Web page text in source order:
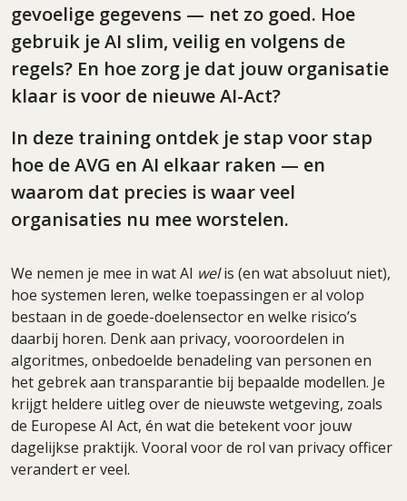
gevoelige gegevens — net zo goed. Hoe
gebruik je AI slim, veilig en volgens de
regels? En hoe zorg je dat jouw organisatie
klaar is voor de nieuwe AI-Act?
In deze training ontdek je stap voor stap
hoe de AVG en AI elkaar raken — en
waarom dat precies is waar veel
organisaties nu mee worstelen.
We nemen je mee in wat AI welis (en wat absoluut niet),
hoe systemen leren, welke toepassingen er al volop
bestaan in de goede-doelensector en welke risico’s
daarbij horen. Denk aan privacy, vooroordelen in
algoritmes, onbedoelde benadeling van personen en
het gebrek aan transparantie bij bepaalde modellen. Je
krijgt heldere uitleg over de nieuwste wetgeving, zoals
de Europese AI Act, én wat die betekent voor jouw
dagelijkse praktijk. Vooral voor de rol van privacy officer
verandert er veel.